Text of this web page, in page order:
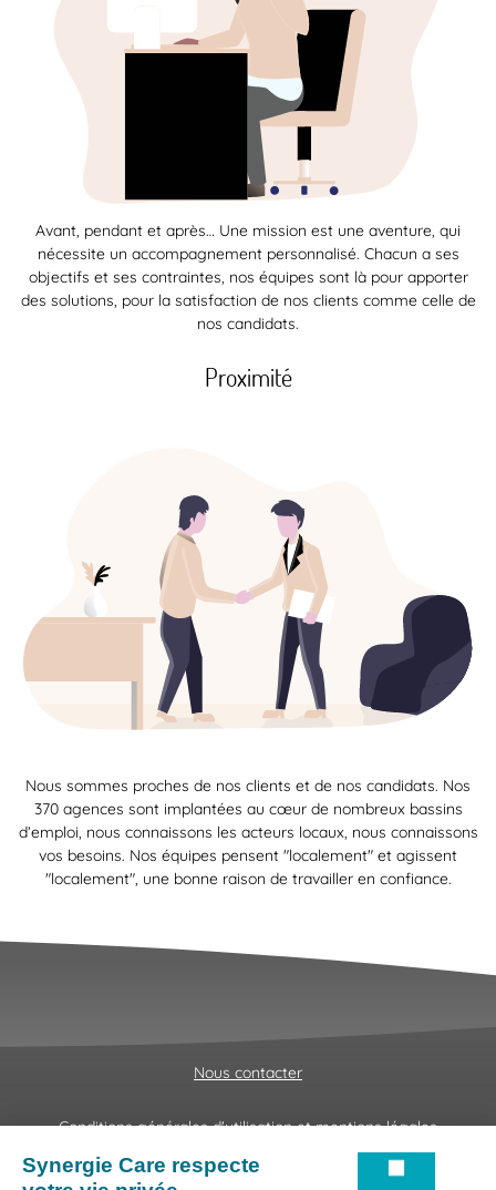
Avant, pendant et après… Une mission est une aventure, qui
nécessite un accompagnement personnalisé. Chacun a ses
objectifs et ses contraintes, nos équipes sont là pour apporter
des solutions, pour la satisfaction de nos clients comme celle de
nos candidats.
Proximité
Nous sommes proches de nos clients et de nos candidats. Nos
370 agences sont implantées au cœur de nombreux bassins
d’emploi, nous connaissons les acteurs locaux, nous connaissons
vos besoins. Nos équipes pensent "localement" et agissent
"localement", une bonne raison de travailler en confiance.
Nous contacter
Conditions générales d'utilisation et mentions légales
Fraudes & Hameçonnages